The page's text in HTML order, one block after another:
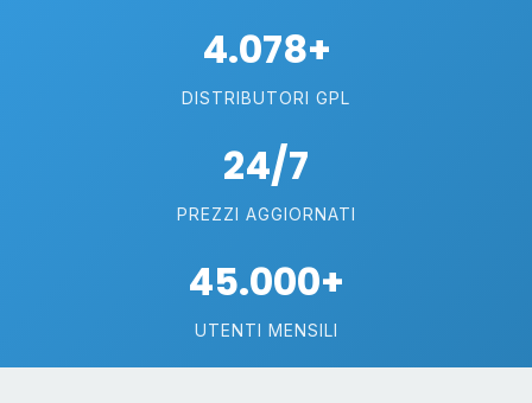
4.078+
DISTRIBUTORI GPL
24/7
PREZZI AGGIORNATI
45.000+
UTENTI MENSILI